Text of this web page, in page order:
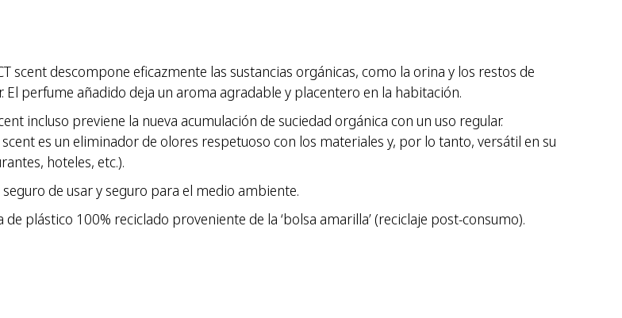
scent descompone eficazmente las sustancias orgánicas, como la orina y los restos de
perfume añadido deja un aroma agradable y placentero en la habitación.
incluso previene la nueva acumulación de suciedad orgánica con un uso regular.
es un eliminador de olores respetuoso con los materiales y, por lo tanto, versátil en su
hoteles, etc.).
de usar y seguro para el medio ambiente.
plástico 100% reciclado proveniente de la ‘bolsa amarilla’ (reciclaje post-consumo).